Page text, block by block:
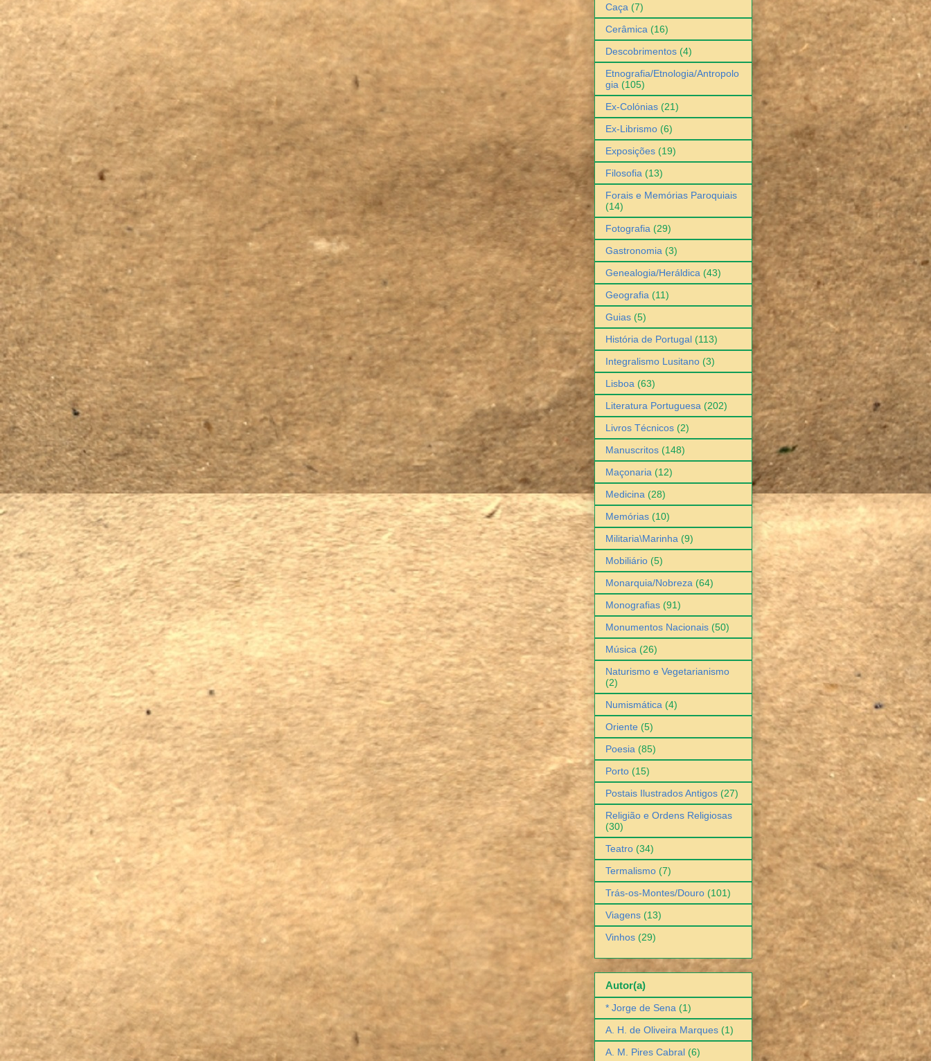
Caça (7)
Cerâmica (16)
Descobrimentos (4)
Etnografia/Etnologia/Antropolo
gia (105)
Ex-Colónias (21)
Ex-Librismo (6)
Exposições (19)
Filosofia (13)
Forais e Memórias Paroquiais
(14)
Fotografia (29)
Gastronomia (3)
Genealogia/Heráldica (43)
Geografia (11)
Guias (5)
História de Portugal (113)
Integralismo Lusitano (3)
Lisboa (63)
Literatura Portuguesa (202)
Livros Técnicos (2)
Manuscritos (148)
Maçonaria (12)
Medicina (28)
Memórias (10)
Militaria\Marinha (9)
Mobiliário (5)
Monarquia/Nobreza (64)
Monografias (91)
Monumentos Nacionais (50)
Música (26)
Naturismo e Vegetarianismo
(2)
Numismática (4)
Oriente (5)
Poesia (85)
Porto (15)
Postais Ilustrados Antigos (27)
Religião e Ordens Religiosas
(30)
Teatro (34)
Termalismo (7)
Trás-os-Montes/Douro (101)
Viagens (13)
Vinhos (29)
Autor(a)
* Jorge de Sena (1)
A. H. de Oliveira Marques (1)
A. M. Pires Cabral (6)